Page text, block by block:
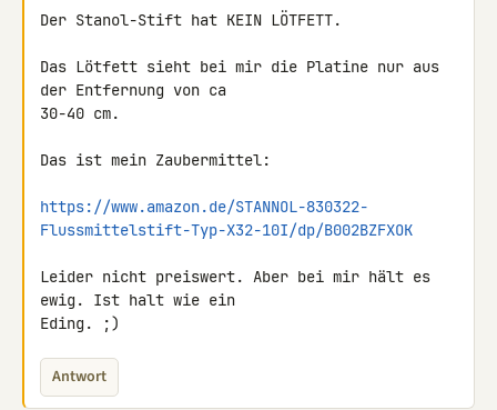
Der Stanol-Stift hat KEIN LÖTFETT.
Das Lötfett sieht bei mir die Platine nur aus
der Entfernung von ca
30-40 cm.
Das ist mein Zaubermittel:
https://www.amazon.de/STANNOL-830322-
Flussmittelstift-Typ-X32-10I/dp/B002BZFXOK
Leider nicht preiswert. Aber bei mir hält es
ewig. Ist halt wie ein
Eding. ;)
Antwort